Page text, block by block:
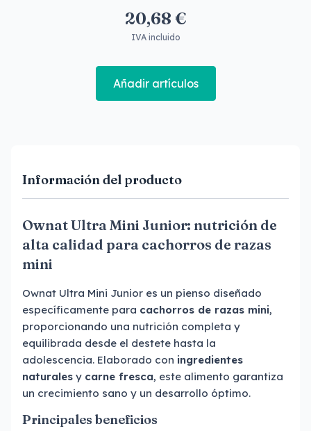
20,68 €
IVA incluido
Añadir artículos
Información del producto
Ownat Ultra Mini Junior: nutrición de
alta calidad para cachorros de razas
mini
Ownat Ultra Mini Junior es un pienso diseñado
específicamente para cachorros de razas mini,
proporcionando una nutrición completa y
equilibrada desde el destete hasta la
adolescencia. Elaborado con ingredientes
naturales y carne fresca, este alimento garantiza
un crecimiento sano y un desarrollo óptimo.
Principales beneficios